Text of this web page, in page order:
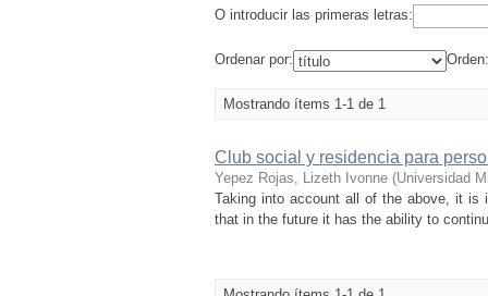
O introducir las primeras letras:
Ordenar por: Orden:
Mostrando ítems 1-1 de 1
Club social y residencia para
Yepez Rojas, Lizeth Ivonne (Universidad
Taking into account all of the above, it is
that in the future it has the ability to